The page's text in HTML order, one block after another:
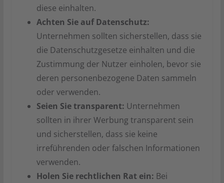
diese einhalten.
Achten Sie auf Datenschutz:
Unternehmen sollten sicherstellen, dass sie
die Datenschutzgesetze einhalten und die
Zustimmung der Nutzer einholen, bevor sie
deren personenbezogene Daten sammeln
oder verwenden.
Seien Sie transparent: Unternehmen
sollten in ihrer Werbung transparent sein
und sicherstellen, dass sie keine
irreführenden oder falschen Informationen
verwenden.
Holen Sie rechtlichen Rat ein: Bei